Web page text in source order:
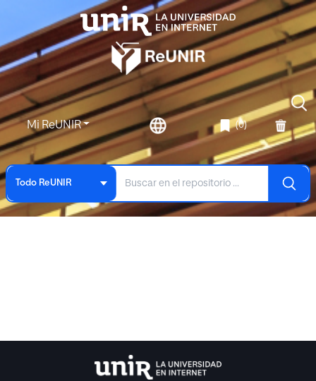
Mi ReUNIR (0)
Todo ReUNIR